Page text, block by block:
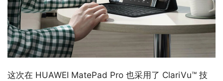
这次在 HUAWEI MatePad Pro 也采用了 ClariVu™ 技